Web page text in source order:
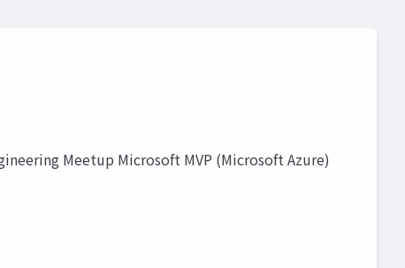
Meetup Microsoft MVP (Microsoft Azure)